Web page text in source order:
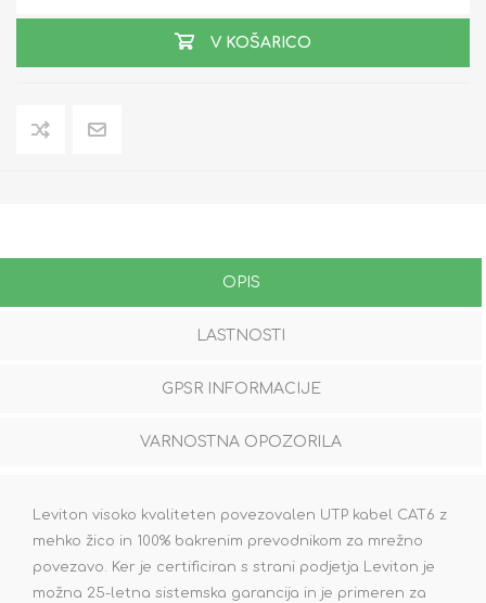
V KOŠARICO
OPIS
LASTNOSTI
GPSR INFORMACIJE
VARNOSTNA OPOZORILA
Leviton visoko kvaliteten povezovalen UTP kabel CAT6 z
mehko žico in 100% bakrenim prevodnikom za mrežno
povezavo. Ker je certificiran s strani podjetja Leviton je
možna 25-letna sistemska garancija in je primeren za